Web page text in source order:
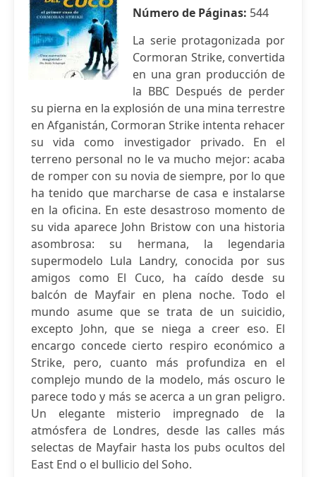
Número de Páginas: 544
La serie protagonizada por
Cormoran Strike, convertida
en una gran producción de
la BBC Después de perder
su pierna en la explosión de una mina terrestre
en Afganistán, Cormoran Strike intenta rehacer
su vida como investigador privado. En el
terreno personal no le va mucho mejor: acaba
de romper con su novia de siempre, por lo que
ha tenido que marcharse de casa e instalarse
en la oficina. En este desastroso momento de
su vida aparece John Bristow con una historia
asombrosa: su hermana, la legendaria
supermodelo Lula Landry, conocida por sus
amigos como El Cuco, ha caído desde su
balcón de Mayfair en plena noche. Todo el
mundo asume que se trata de un suicidio,
excepto John, que se niega a creer eso. El
encargo concede cierto respiro económico a
Strike, pero, cuanto más profundiza en el
complejo mundo de la modelo, más oscuro le
parece todo y más se acerca a un gran peligro.
Un elegante misterio impregnado de la
atmósfera de Londres, desde las calles más
selectas de Mayfair hasta los pubs ocultos del
East End o el bullicio del Soho.